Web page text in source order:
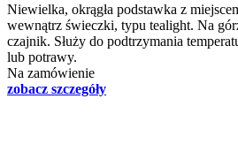
Niewielka, okrągła podstawka z
wewnątrz świeczki, typu tealight. Na
czajnik. Służy do podtrzymania
lub potrawy.
Na zamówienie
zobacz szczegóły